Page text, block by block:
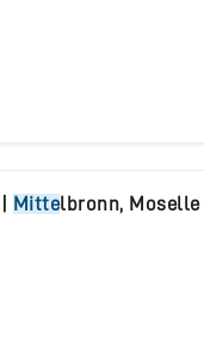
Mittelbronn, Moselle